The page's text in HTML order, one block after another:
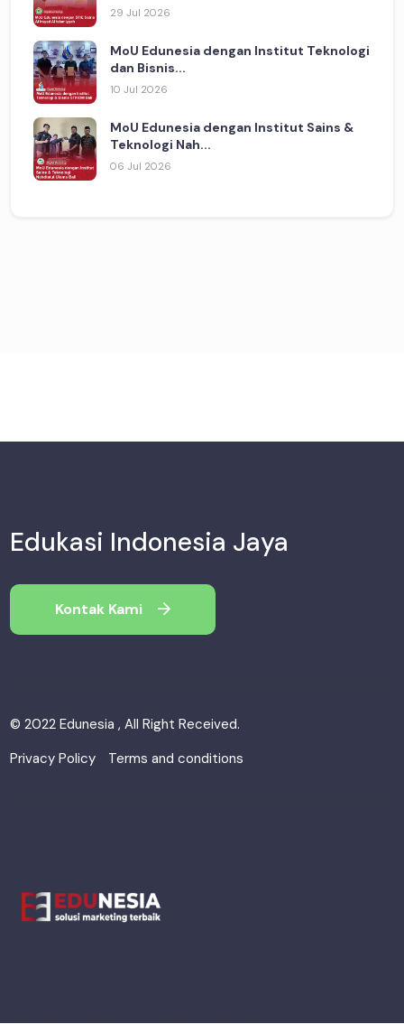
29 Jul 2026
MoU Edunesia dengan Institut Teknologi
dan Bisnis...
10 Jul 2026
MoU Edunesia dengan Institut Sains &
Teknologi Nah...
06 Jul 2026
Edukasi Indonesia Jaya
Kontak Kami
© 2022 Edunesia , All Right Received.
Privacy Policy
Terms and conditions